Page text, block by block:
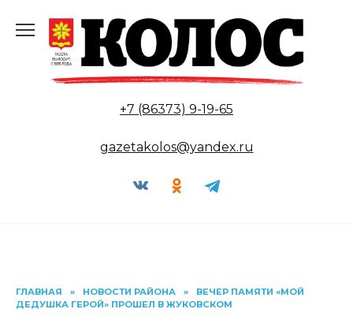
содержанию
+7 (86373) 9-19-65
gazetakolos@yandex.ru
ГЛАВНАЯ » НОВОСТИ РАЙОНА »
ВЕЧЕР ПАМЯТИ «МОЙ
ДЕДУШКА ГЕРОЙ» ПРОШЕЛ В ЖУКОВСКОМ